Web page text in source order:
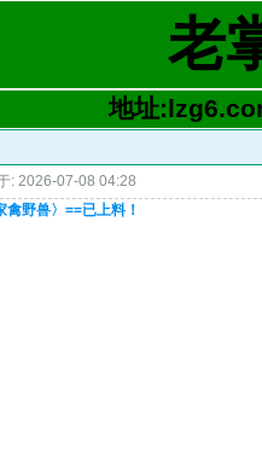
老
地址
: 2026-07-08 04:28
野兽〉==已上料！